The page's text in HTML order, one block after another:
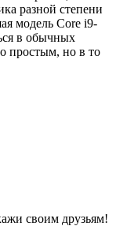
разной степени
модель Core i9-
в обычных
простым, но в то
своим друзьям!